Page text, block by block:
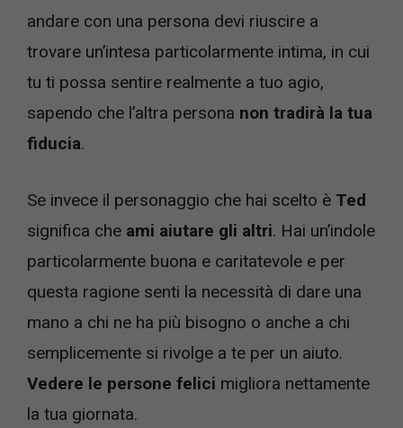
andare con una persona devi riuscire a
trovare un’intesa particolarmente intima, in cui
tu ti possa sentire realmente a tuo agio,
sapendo che l’altra persona non tradirà la tua
fiducia.
Se invece il personaggio che hai scelto è Ted
significa che ami aiutare gli altri. Hai un’indole
particolarmente buona e caritatevole e per
questa ragione senti la necessità di dare una
mano a chi ne ha più bisogno o anche a chi
semplicemente si rivolge a te per un aiuto.
Vedere le persone felici migliora nettamente
la tua giornata.